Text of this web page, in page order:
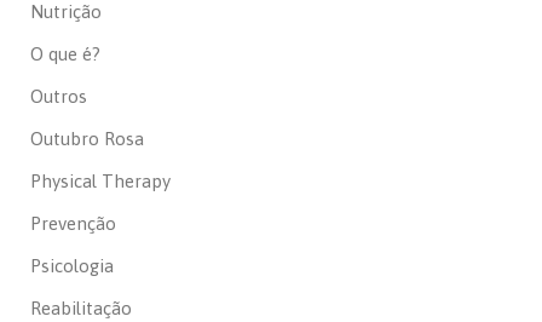
Nutrição
O que é?
Outros
Outubro Rosa
Physical Therapy
Prevenção
Psicologia
Reabilitação